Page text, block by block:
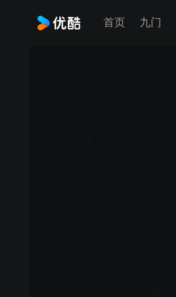
首页 九门